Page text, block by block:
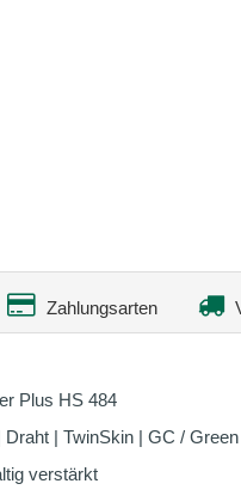
Zahlungsarten
Plus HS 484
| TwinSkin | GC /
verstärkt